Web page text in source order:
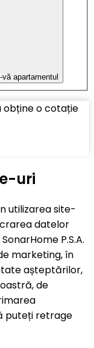
vă apartamentul
obține o cotație
uri
utilizarea site-
datelor
P.S.A.
marketing, în
așteptărilor,
de
puteți retrage